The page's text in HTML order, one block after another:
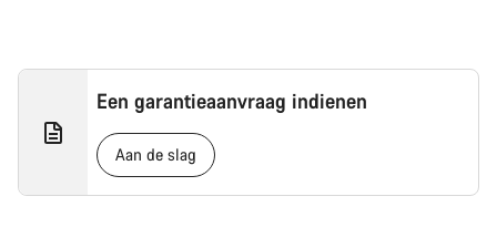
Een garantieaanvraag indienen
Aan de slag